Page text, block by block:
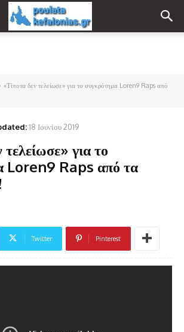
«Τίποτα δεν τελείωσε» για το συγκρότημα Loren9 Raps από
18 Ιουνίου 2019
για το
Loren9 Raps από τα
Twitter Pinterest